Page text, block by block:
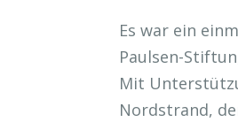
Es war ein
Paulsen-
Mit
Nordstrand,